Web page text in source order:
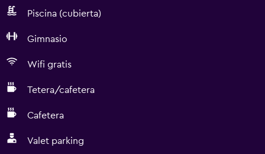
Piscina (cubierta)
Gimnasio
Wifi gratis
Tetera/cafetera
Cafetera
Valet parking